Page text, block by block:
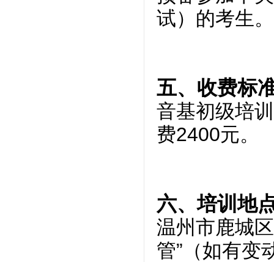
试）的考生。
五、收费标
音基初级培
费2400元。
六、培训地
温州市鹿城
管”（如有变